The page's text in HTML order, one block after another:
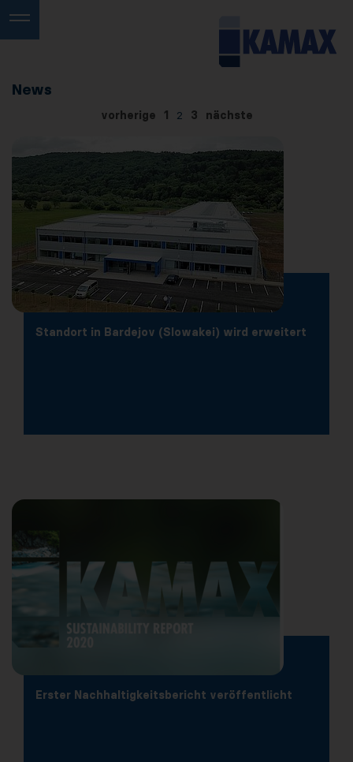
News
vorherige 1 2 3 nächste
Standort in Bardejov (Slowakei) wird erweitert
Erster Nachhaltigkeitsbericht veröffentlicht